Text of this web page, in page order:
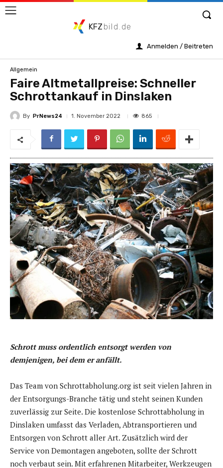
KFZ bild.de
Anmelden / Beitreten
Allgemein
Faire Altmetallpreise: Schneller
Schrottankauf in Dinslaken
By PrNews24 1. November 2022 865
Schrott muss ordentlich entsorgt werden von
demjenigen, bei dem er anfällt.
Das Team von Schrottabholung.org ist seit vielen Jahren in
der Entsorgungs-Branche tätig und steht seinen Kunden
zuverlässig zur Seite. Die kostenlose Schrottabholung in
Dinslaken umfasst das Verladen, Abtransportieren und
Entsorgen von Schrott aller Art. Zusätzlich wird der
Service von Demontagen angeboten, sollte der Schrott
noch verbaut sein. Mit erfahrenen Mitarbeiter, Werkzeugen